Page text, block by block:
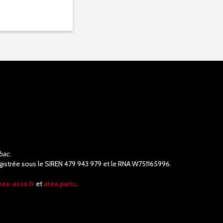
sous le SIREN 479 943 979 et le RNA W751165996.
asso.fret atea.paris.